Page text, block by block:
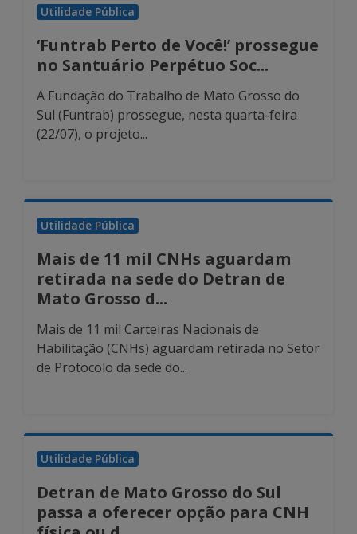
Utilidade Pública
‘Funtrab Perto de Você!’ prossegue
no Santuário Perpétuo Soc...
A Fundação do Trabalho de Mato Grosso do
Sul (Funtrab) prossegue, nesta quarta-feira
(22/07), o projeto...
Utilidade Pública
Mais de 11 mil CNHs aguardam
retirada na sede do Detran de
Mato Grosso d...
Mais de 11 mil Carteiras Nacionais de
Habilitação (CNHs) aguardam retirada no Setor
de Protocolo da sede do...
Utilidade Pública
Detran de Mato Grosso do Sul
passa a oferecer opção para CNH